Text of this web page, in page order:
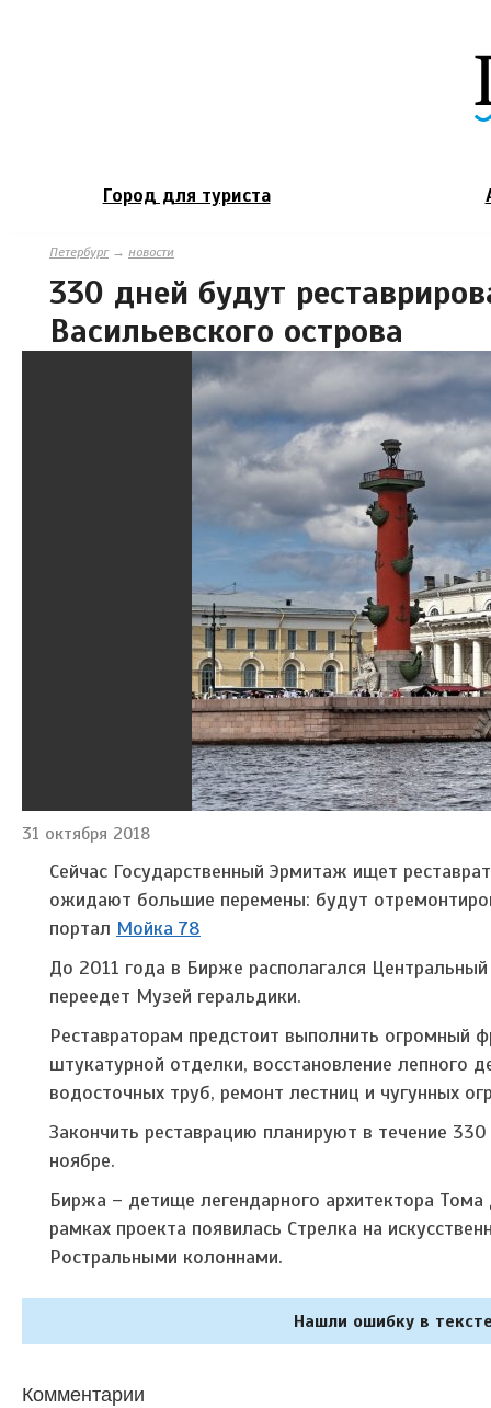
Город для туриста
Петербург→ новости
330 дней будут
Васильевского острова
31 октября 2018
Сейчас Государственный Эрмитаж ищет
ожидают большие перемены: будут
портал Мойка 78
До 2011 года в Бирже располагался
переедет Музей геральдики.
Реставраторам предстоит выполнить огромный
штукатурной отделки, восстановление лепного
водосточных труб, ремонт лестниц и чугунных
Закончить реставрацию планируют в течение
ноябре.
Биржа – детище легендарного архитектора
рамках проекта появилась Стрелка на
Ростральными колоннами.
Нашли ошибку в
Комментарии